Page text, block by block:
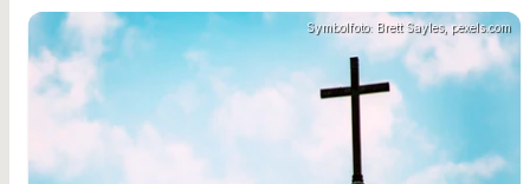
Symbolfoto: Brett Sayles, pexels.com